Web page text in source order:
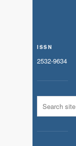
ISSN
2532-9634